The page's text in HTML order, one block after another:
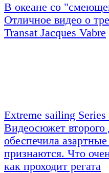
В океане со
Отличное видео о
Transat Jacques Vabre
Extreme sailing
Видеосюжет второго
обеспечила
признаются. Что
как проходит регата